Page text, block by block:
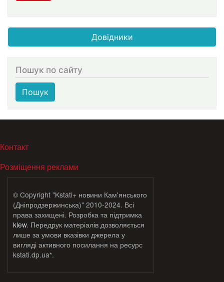
Довідники
Пошук по сайту
Пошук
МЕНЮ В ПОДВАЛЕ
Контакт
Розміщення реклами
© Copyright "Kstati+ новини Кам'янського
(Дніпродзержинська)" 2010-2024. Всі
права захищені. Розробка та підтримка
klew. Передрук матеріалів дозволяється
лише за умови вказівки джерела у
вигляді активного посилання на ресурс
kstati.dp.ua*.